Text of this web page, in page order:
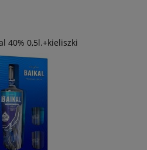
40% 0,5l.+kieliszki